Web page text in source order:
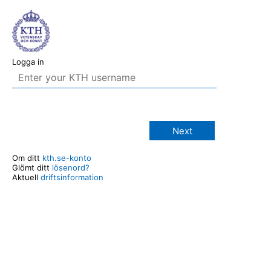
Logga in
Next
Om ditt kth.se-konto
Glömt ditt lösenord?
Aktuell driftsinformation